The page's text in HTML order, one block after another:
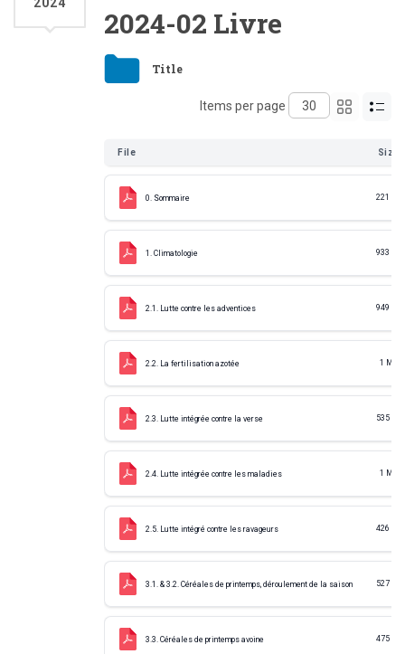
2024-02 Livre
Title
Items per page
File Size
0. Sommaire 221 KB
1. Climatologie 933 KB
2.1. Lutte contre les adventices 949 KB
2.2. La fertilisation azotée 1 MB
2.3. Lutte intégrée contre la verse 535 KB
2.4. Lutte intégrée contre les maladies 1 MB
2.5. Lutte intégré contre les ravageurs 426 KB
3.1. & 3.2. Céréales de printemps, déroulement de la saison 527 KB
3.3. Céréales de printemps avoine 475 KB